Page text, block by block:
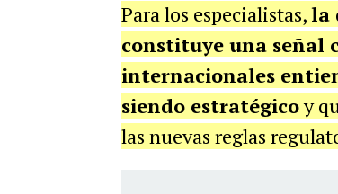
Para los especialistas,la
constituye una señal
internacionales
siendo estratégicoy
las nuevas reglas